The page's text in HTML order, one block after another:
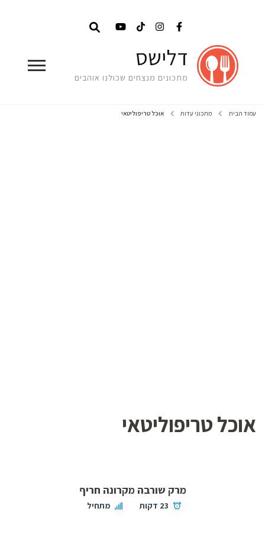
דלישס
מתכונים מנצחים שכולנו אוהבים
עמוד הבית מתכוני עדות אוכל טריפוליטאי
אוכל טריפוליטאי
מרק שורבה מקרונה חריף
23 דקות מתחיל